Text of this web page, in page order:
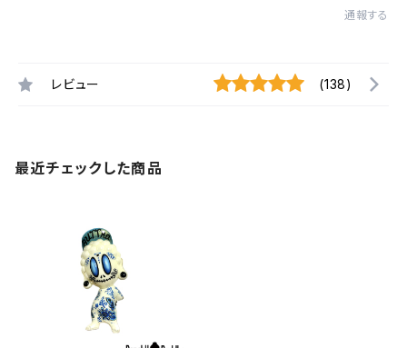
通報する
レビュー (138)
最近チェックした商品